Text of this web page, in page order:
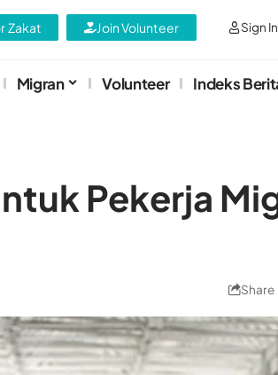
Sign In
Zakat Join Volunteer
Migran Volunteer Indeks
Pekerja
Share